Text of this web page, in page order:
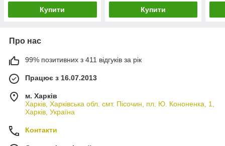
Купити Купити
Про нас
99% позитивних з 411 відгуків за рік
Працює з 16.07.2013
м. Харків
Харків, Харківська обл. смт. Пісочин, пл. Ю. Кононенка, 1,
Харків, Україна
Контакти